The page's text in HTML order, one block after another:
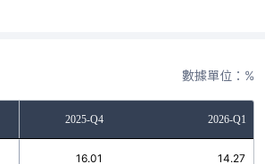
數據單位：%
2025-Q4 2026-Q1
16.01 14.27